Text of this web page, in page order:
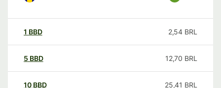
1 BBD 2,54 BRL
5 BBD 12,70 BRL
10 BBD 25,41 BRL